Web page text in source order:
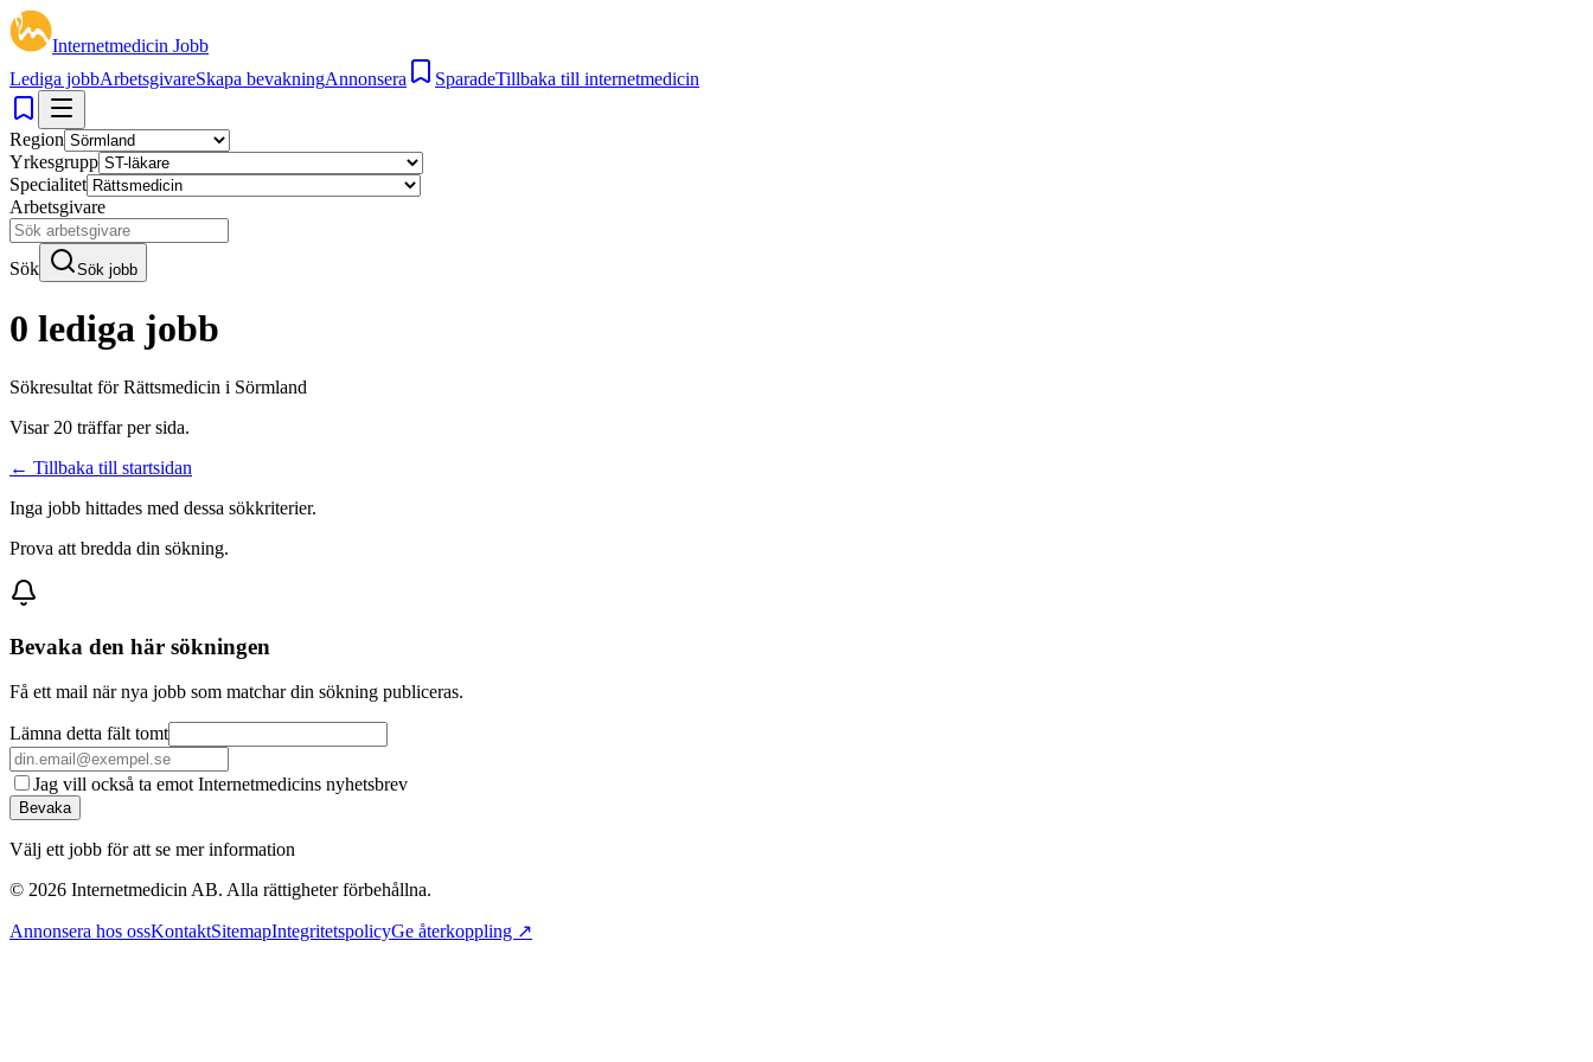
Internetmedicin Jobb
Lediga jobbArbetsgivareSkapa bevakningAnnonsera SparadeTillbaka till internetmedicin
Region
Yrkesgrupp
Specialitet
Arbetsgivare
Sök Sök jobb
0 lediga jobb
Sökresultat förRättsmedicin i Sörmland
Visar 20 träffar per sida.
← Tillbaka till startsidan
Inga jobb hittades med dessa sökkriterier.
Prova att bredda din sökning.
Bevaka den här sökningen
Få ett mail när nya jobb som matchar din sökning publiceras.
Lämna detta fält tomt
Jag vill också ta emot Internetmedicins nyhetsbrev
Bevaka
Välj ett jobb för att se mer information
© 2026 Internetmedicin AB. Alla rättigheter förbehållna.
Annonsera hos ossKontaktSitemapIntegritetspolicyGe återkoppling ↗